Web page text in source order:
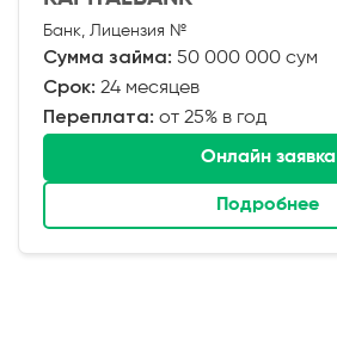
Банк, Лицензия №
Сумма займа: 50 000 000 сум
Срок: 24 месяцев
Переплата: от 25% в год
Онлайн заявка
Подробнее